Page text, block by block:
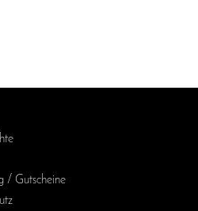
/ Gutscheine